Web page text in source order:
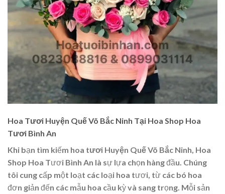
Hoa Tươi Huyện Quế Võ Bắc Ninh Tại Hoa Shop Hoa
Tươi Bình An
Khi bạn tìm kiếm hoa tươi Huyện Quế Võ Bắc Ninh, Hoa
Shop Hoa Tươi Bình An là sự lựa chọn hàng đầu. Chúng
tôi cung cấp một loạt các loại hoa tươi, từ các bó hoa
đơn giản đến các mẫu hoa cầu kỳ và sang trọng. Mỗi sản